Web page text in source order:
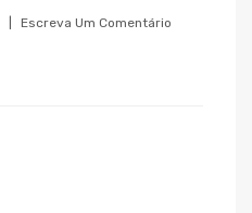
Escreva Um Comentário